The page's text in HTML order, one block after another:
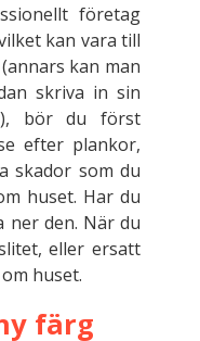
företag
kan vara till
kan man
skriva in sin
bör du först
efter plankor,
skador som du
huset. Har du
ner den. När du
eller ersatt
huset.
färg